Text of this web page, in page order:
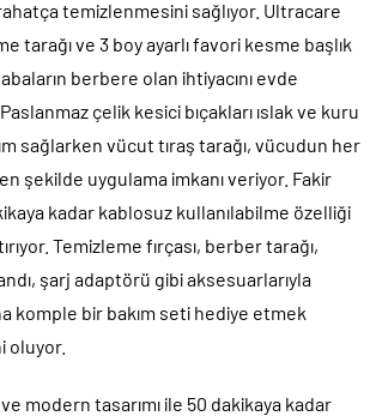
temizlenmesini sağlıyor. Ultracare
tarağı ve 3 boy ayarlı favori kesme başlık
berbere olan ihtiyacını evde
çelik kesici bıçakları ıslak ve kuru
sağlarken vücut tıraş tarağı, vücudun her
şekilde uygulama imkanı veriyor. Fakir
kadar kablosuz kullanılabilme özelliği
Temizleme fırçası, berber tarağı,
şarj adaptörü gibi aksesuarlarıyla
komple bir bakım seti hediye etmek
oluyor.
modern tasarımı ile 50 dakikaya kadar